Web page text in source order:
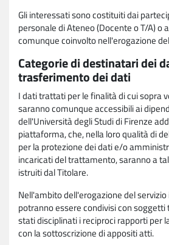
Gli interessati sono costituiti dai
personale di Ateneo (Docente o T/A) o
comunque coinvolto nell'erogazione
Categorie di destinatari dei
trasferimento dei dati
I dati trattati per le finalità di cui sopra
saranno comunque accessibili ai
dell'Università degli Studi di Firenze
piattaforma, che, nella loro qualità di
per la protezione dei dati e/o
incaricati del trattamento, saranno a
istruiti dal Titolare.
Nell'ambito dell'erogazione del
potranno essere condivisi con soggetti
stati disciplinati i reciproci rapporti per
con la sottoscrizione di appositi atti.